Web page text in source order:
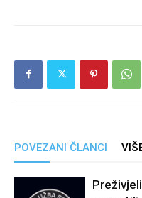
POVEZANI ČLANCI